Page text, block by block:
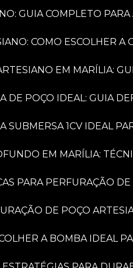
GUIA COMPLETO
COMO ESCOLHER
EM MARÍLIA:
DE POÇO IDEAL: GUIA
SUBMERSA 1CV IDEAL
EM MARÍLIA:
PARA PERFURAÇÃO
DE POÇO
A BOMBA IDEAL